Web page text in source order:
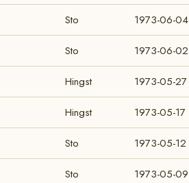
Sto 1973-06-04
Sto 1973-06-02
Hingst 1973-05-27
Hingst 1973-05-17
Sto 1973-05-12
Sto 1973-05-09